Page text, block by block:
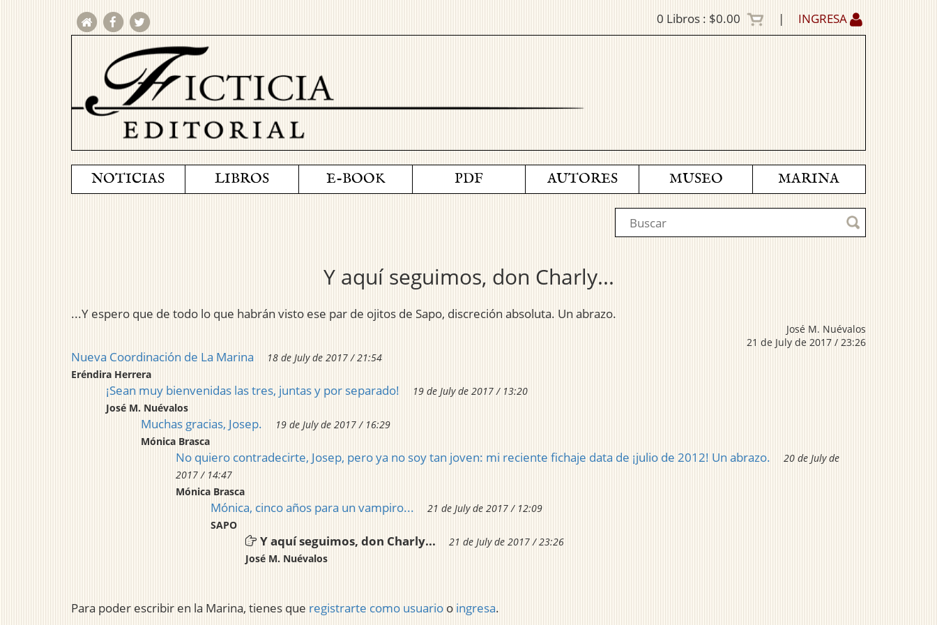
0 Libros : $0.00 | INGRESA
NOTICIAS LIBROS E-BOOK PDF AUTORES MUSEO MARINA
Y aquí seguimos, don Charly...
...Y espero que de todo lo que habrán visto ese par de ojitos de Sapo, discreción absoluta. Un abrazo.
José M. Nuévalos
21 de July de 2017 / 23:26
Nueva Coordinación de La Marina
18 de July de 2017 / 21:54
Eréndira Herrera
¡Sean muy bienvenidas las tres, juntas y por separado!
19 de July de 2017 / 13:20
José M. Nuévalos
Muchas gracias, Josep.
19 de July de 2017 / 16:29
Mónica Brasca
No quiero contradecirte, Josep, pero ya no soy tan joven: mi reciente fichaje data de ¡julio de 2012! Un abrazo.
20 de July de
2017 / 14:47
Mónica Brasca
Mónica, cinco años para un vampiro...
21 de July de 2017 / 12:09
SAPO
Y aquí seguimos, don Charly...
21 de July de 2017 / 23:26
José M. Nuévalos
Para poder escribir en la Marina, tienes que registrarte como usuario o ingresa.